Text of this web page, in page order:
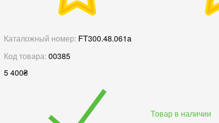
Каталожный номер: FT300.48.061a
Код товара: 00385
5 400₴
Товар в наличии